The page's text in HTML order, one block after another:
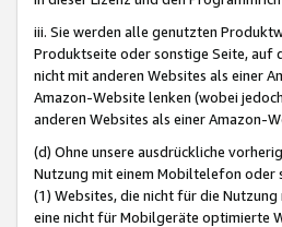
iii. Sie werden alle genutzten
Produktseite oder sonstige Seite, auf
nicht mit anderen Websites als einer
Amazon-Website lenken (wobei
anderen Websites als einer Amazon-
(d) Ohne unsere ausdrückliche
Nutzung mit einem Mobiltelefon oder
(1) Websites, die nicht für die
eine nicht für Mobilgeräte optimierte